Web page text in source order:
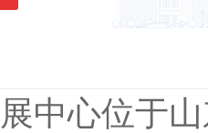
中心位于